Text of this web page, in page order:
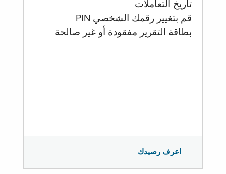
تاريخ التعاملات
قم بتغيير رقمك الشخصي PIN
بطاقة التقرير مفقودة أو غير صالحة
اعرف رصيدك